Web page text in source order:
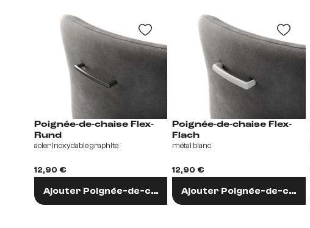
Poignée-de-chaise Flex-
Rund
acier inoxydable graphite
12,90 €
Ajouter Poignée-de-chaise
Poignée-de-chaise Flex-
Flach
métal blanc
12,90 €
Ajouter Poignée-de-chaise